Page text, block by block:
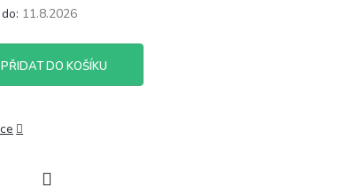
11.8.2026
PŘIDAT DO KOŠÍKU